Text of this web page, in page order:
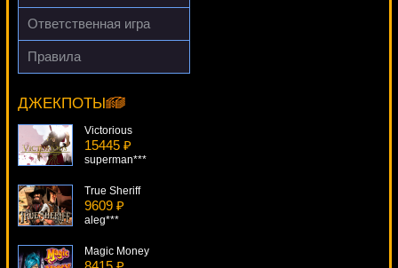
ivan-lev***
Ответственная игра
Правила
ДЖЕКПОТЫ
Hot Chance
Root77***
Victorious
15445 ₽
superman***
True Sheriff
9609 ₽
aleg***
Magic Money